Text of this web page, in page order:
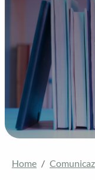
Home